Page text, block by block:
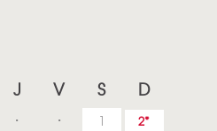
J V S D
1 2